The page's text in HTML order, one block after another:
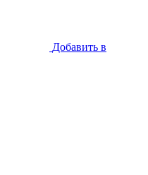
Добавить в